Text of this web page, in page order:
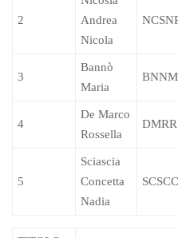
2
Andrea
Nicola
3
Bannò
Maria
4
De Marco
Rossella
5
Sciascia
Concetta
Nadia